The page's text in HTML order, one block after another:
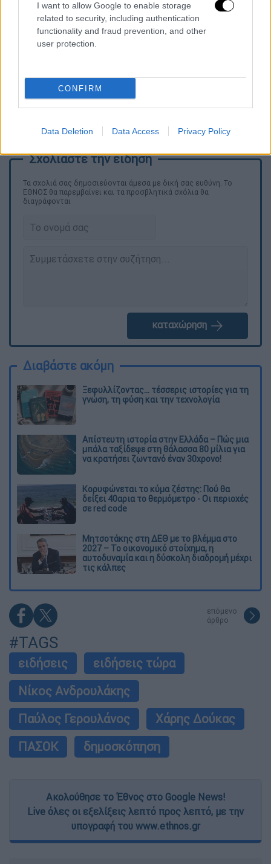
I want to allow Google to enable storage
related to security, including authentication
functionality and fraud prevention, and other
user protection.
CONFIRM
Data Deletion Data Access Privacy Policy
Τα σχολιά σας δημοσιεύονται άμεσα με δική σας ευθύνη. Το
ΕΘΝΟΣ θα παρεμβαίνει και τα προσβλητικά σχόλια θα
διαγράφονται
καταχώρηση
Διαβάστε ακόμη
Ξεφυλλίζοντας... τέσσερις ιστορίες για τη
γνώση, τη φύση και την τεχνολογία
Απίστευτη ιστορία στην Ελλάδα – Πώς μια
μπάλα ταξίδεψε στη θάλασσα 80 μίλια για
να κρατήσει ζωντανό έναν 30χρονο!
Κορυφώνεται το κύμα ζέστης: Πού θα
δείξει 40αρια το θερμόμετρο - Οι περιοχές
σε red code
Μητσοτάκης στη ΔΕΘ με το βλέμμα στο
2027 – Το οικονομικό στοίχημα, η
αυτοδυναμία και η δύσκολη διαδρομή μέχρι
τις κάλπες
επόμενο
άρθρο
#TAGS
ειδήσεις
ειδήσεις τώρα
Νίκος Ανδρουλάκης
Παύλος Γερουλάνος
Χάρης Δούκας
ΠΑΣΟΚ
δημοσκόπηση
Ακολούθησε το Έθνος στο Google News!
Live όλες οι εξελίξεις λεπτό προς λεπτό, με την
υπογραφή του www.ethnos.gr